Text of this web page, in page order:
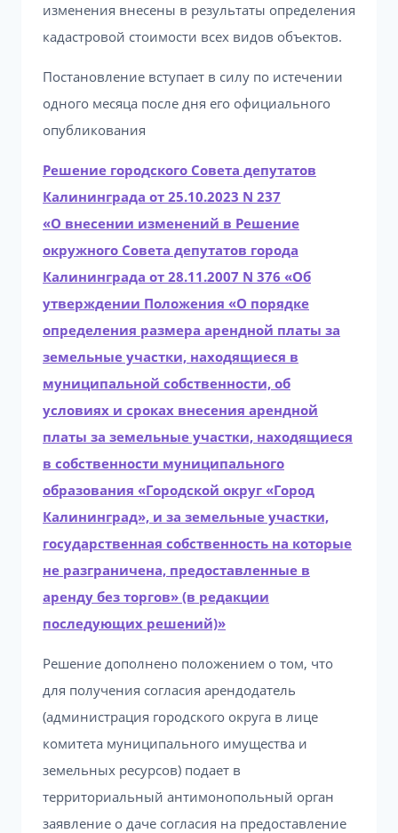
изменения внесены в результаты определения
кадастровой стоимости всех видов объектов.
Постановление вступает в силу по истечении
одного месяца после дня его официального
опубликования
Решение городского Совета депутатов
Калининграда от 25.10.2023 N 237
«О внесении изменений в Решение
окружного Совета депутатов города
Калининграда от 28.11.2007 N 376 «Об
утверждении Положения «О порядке
определения размера арендной платы за
земельные участки, находящиеся в
муниципальной собственности, об
условиях и сроках внесения арендной
платы за земельные участки, находящиеся
в собственности муниципального
образования «Городской округ «Город
Калининград», и за земельные участки,
государственная собственность на которые
не разграничена, предоставленные в
аренду без торгов» (в редакции
последующих решений)»
Решение дополнено положением о том, что
для получения согласия арендодатель
(администрация городского округа в лице
комитета муниципального имущества и
земельных ресурсов) подает в
территориальный антимонопольный орган
заявление о даче согласия на предоставление